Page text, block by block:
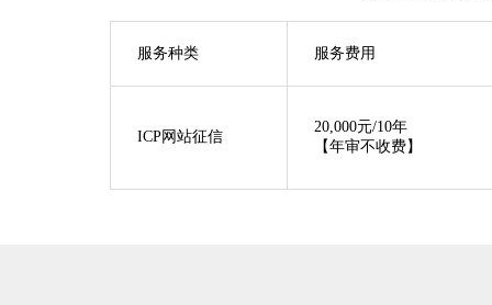
服务种类 服务费用
ICP网站征信
20,000元/10年
【年审不收费】